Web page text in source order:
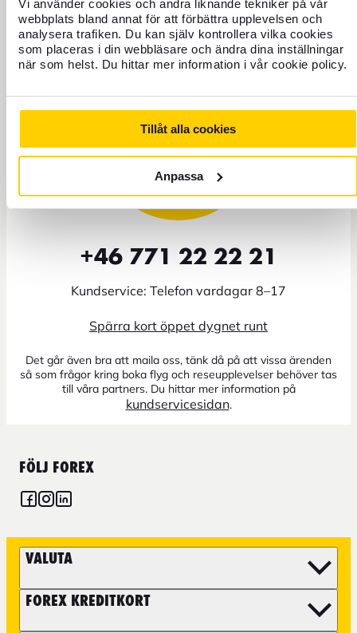
Vi använder cookies och andra liknande tekniker på vår
webbplats bland annat för att förbättra upplevelsen och
analysera trafiken. Du kan själv kontrollera vilka cookies
som placeras i din webbläsare och ändra dina inställningar
när som helst. Du hittar mer information i vår cookie policy.
Tillåt alla cookies
Anpassa
Behöver du hjälp?
+46 771 22 22 21
Kundservice: Telefon vardagar 8–17
Spärra kort öppet dygnet runt
Det går även bra att maila oss, tänk då på att vissa ärenden
så som frågor kring boka flyg och reseupplevelser behöver tas
till våra partners. Du hittar mer information på
kundservicesidan.
FÖLJ FOREX
VALUTA
FOREX KREDITKORT